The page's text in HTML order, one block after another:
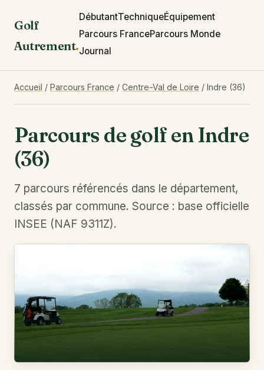
Golf
Autrement.
DébutantTechniqueÉquipement
Parcours FranceParcours Monde
Journal
Accueil / Parcours France / Centre-Val de Loire / Indre (36)
Parcours de golf en Indre
(36)
7 parcours référencés dans le département,
classés par commune. Source : base officielle
INSEE (NAF 9311Z).